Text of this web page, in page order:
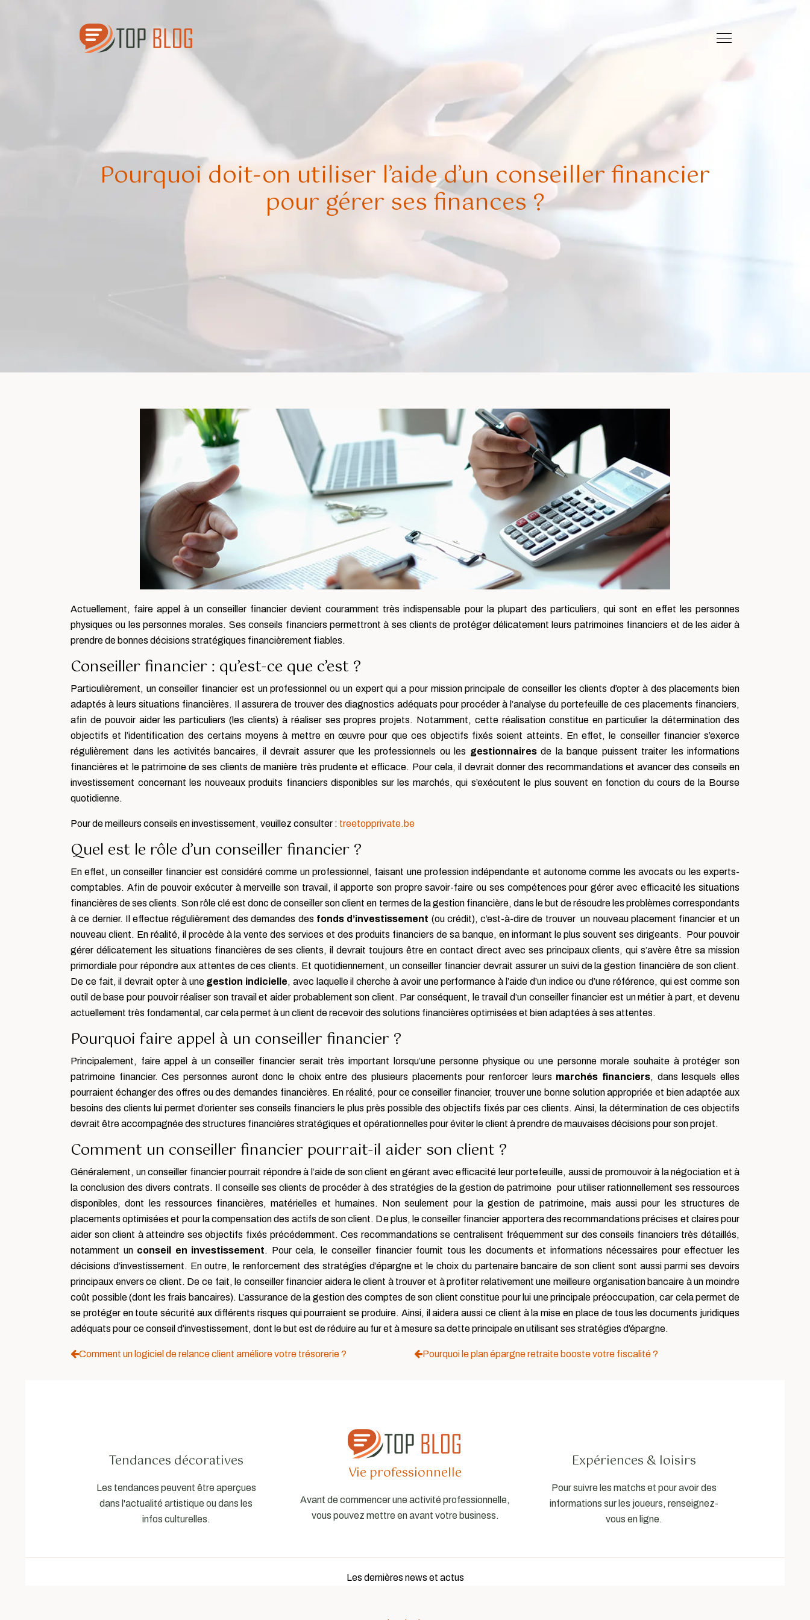
Pourquoi doit-on utiliser l’aide d’un conseiller financier
pour gérer ses finances ?
Actuellement, faire appel à un conseiller financier devient couramment très indispensable pour la plupart des particuliers, qui sont en effet les personnes
physiques ou les personnes morales. Ses conseils financiers permettront à ses clients de protéger délicatement leurs patrimoines financiers et de les aider à
prendre de bonnes décisions stratégiques financièrement fiables.
Conseiller financier : qu’est-ce que c’est ?
Particulièrement, un conseiller financier est un professionnel ou un expert qui a pour mission principale de conseiller les clients d’opter à des placements bien
adaptés à leurs situations financières. Il assurera de trouver des diagnostics adéquats pour procéder à l’analyse du portefeuille de ces placements financiers,
afin de pouvoir aider les particuliers (les clients) à réaliser ses propres projets. Notamment, cette réalisation constitue en particulier la détermination des
objectifs et l’identification des certains moyens à mettre en œuvre pour que ces objectifs fixés soient atteints. En effet, le conseiller financier s’exerce
régulièrement dans les activités bancaires, il devrait assurer que les professionnels ou les gestionnairesde la banque puissent traiter les informations
financières et le patrimoine de ses clients de manière très prudente et efficace. Pour cela, il devrait donner des recommandations et avancer des conseils en
investissement concernant les nouveaux produits financiers disponibles sur les marchés, qui s’exécutent le plus souvent en fonction du cours de la Bourse
quotidienne.
Pour de meilleurs conseils en investissement, veuillez consulter : treetopprivate.be
Quel est le rôle d’un conseiller financier ?
En effet, un conseiller financier est considéré comme un professionnel, faisant une profession indépendante et autonome comme les avocats ou les experts-
comptables. Afin de pouvoir exécuter à merveille son travail, il apporte son propre savoir-faire ou ses compétences pour gérer avec efficacité les situations
financières de ses clients. Son rôle clé est donc de conseiller son client en termes de la gestion financière, dans le but de résoudre les problèmes correspondants
à ce dernier. Il effectue régulièrement des demandes des fonds d’investissement (ou crédit), c’est-à-dire de trouver un nouveau placement financier et un
nouveau client. En réalité, il procède à la vente des services et des produits financiers de sa banque, en informant le plus souvent ses dirigeants. Pour pouvoir
gérer délicatement les situations financières de ses clients, il devrait toujours être en contact direct avec ses principaux clients, qui s’avère être sa mission
primordiale pour répondre aux attentes de ces clients. Et quotidiennement, un conseiller financier devrait assurer un suivi de la gestion financière de son client.
De ce fait, il devrait opter à une gestion indicielle, avec laquelle il cherche à avoir une performance à l’aide d’un indice ou d’une référence, qui est comme son
outil de base pour pouvoir réaliser son travail et aider probablement son client. Par conséquent, le travail d’un conseiller financier est un métier à part, et devenu
actuellement très fondamental, car cela permet à un client de recevoir des solutions financières optimisées et bien adaptées à ses attentes.
Pourquoi faire appel à un conseiller financier ?
Principalement, faire appel à un conseiller financier serait très important lorsqu’une personne physique ou une personne morale souhaite à protéger son
patrimoine financier. Ces personnes auront donc le choix entre des plusieurs placements pour renforcer leurs marchés financiers, dans lesquels elles
pourraient échanger des offres ou des demandes financières. En réalité, pour ce conseiller financier, trouver une bonne solution appropriée et bien adaptée aux
besoins des clients lui permet d’orienter ses conseils financiers le plus près possible des objectifs fixés par ces clients. Ainsi, la détermination de ces objectifs
devrait être accompagnée des structures financières stratégiques et opérationnelles pour éviter le client à prendre de mauvaises décisions pour son projet.
Comment un conseiller financier pourrait-il aider son client ?
Généralement, un conseiller financier pourrait répondre à l’aide de son client en gérant avec efficacité leur portefeuille, aussi de promouvoir à la négociation et à
la conclusion des divers contrats. Il conseille ses clients de procéder à des stratégies de la gestion de patrimoine pour utiliser rationnellement ses ressources
disponibles, dont les ressources financières, matérielles et humaines. Non seulement pour la gestion de patrimoine, mais aussi pour les structures de
placements optimisées et pour la compensation des actifs de son client. De plus, le conseiller financier apportera des recommandations précises et claires pour
aider son client à atteindre ses objectifs fixés précédemment. Ces recommandations se centralisent fréquemment sur des conseils financiers très détaillés,
notamment un conseil en investissement. Pour cela, le conseiller financier fournit tous les documents et informations nécessaires pour effectuer les
décisions d’investissement. En outre, le renforcement des stratégies d’épargne et le choix du partenaire bancaire de son client sont aussi parmi ses devoirs
principaux envers ce client. De ce fait, le conseiller financier aidera le client à trouver et à profiter relativement une meilleure organisation bancaire à un moindre
coût possible (dont les frais bancaires). L’assurance de la gestion des comptes de son client constitue pour lui une principale préoccupation, car cela permet de
se protéger en toute sécurité aux différents risques qui pourraient se produire. Ainsi, il aidera aussi ce client à la mise en place de tous les documents juridiques
adéquats pour ce conseil d’investissement, dont le but est de réduire au fur et à mesure sa dette principale en utilisant ses stratégies d’épargne.
Comment un logiciel de relance client améliore votre trésorerie ? Pourquoi le plan épargne retraite booste votre fiscalité ?
Tendances décoratives
Les tendances peuvent être aperçues
dans l'actualité artistique ou dans les
infos culturelles.
Vie professionnelle
Avant de commencer une activité professionnelle,
vous pouvez mettre en avant votre business.
Expériences & loisirs
Pour suivre les matchs et pour avoir des
informations sur les joueurs, renseignez-
vous en ligne.
Les dernières news et actus